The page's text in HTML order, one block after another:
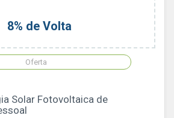
8% de Volta
Oferta
Solar Fotovoltaica de